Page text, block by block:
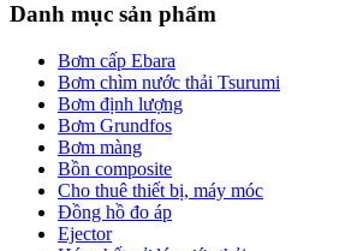
Danh mục sản phẩm
Bơm cấp Ebara
Bơm chìm nước thải Tsurumi
Bơm định lượng
Bơm Grundfos
Bơm màng
Bồn composite
Cho thuê thiết bị, máy móc
Đồng hồ đo áp
Ejector